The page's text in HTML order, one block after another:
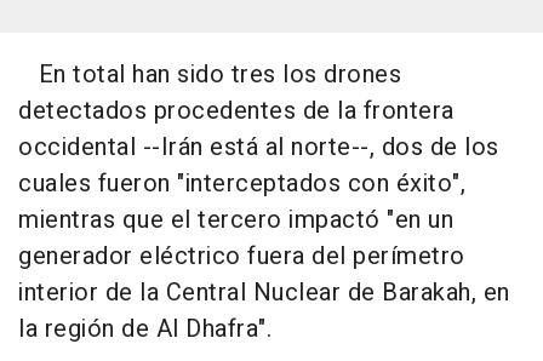
En total han sido tres los drones
detectados procedentes de la frontera
occidental --Irán está al norte--, dos de los
cuales fueron "interceptados con éxito",
mientras que el tercero impactó "en un
generador eléctrico fuera del perímetro
interior de la Central Nuclear de Barakah, en
la región de Al Dhafra".